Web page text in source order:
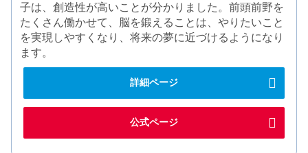
子は、創造性が高いことが分かりました。前頭前野を
たくさん働かせて、脳を鍛えることは、やりたいこと
を実現しやすくなり、将来の夢に近づけるようになり
ます。
詳細ページ
公式ページ